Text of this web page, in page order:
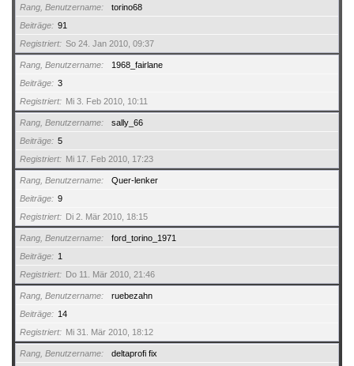
Rang, Benutzername
torino68
Beiträge
91
Registriert
So 24. Jan 2010, 09:37
Rang, Benutzername
1968_fairlane
Beiträge
3
Registriert
Mi 3. Feb 2010, 10:11
Rang, Benutzername
sally_66
Beiträge
5
Registriert
Mi 17. Feb 2010, 17:23
Rang, Benutzername
Quer-lenker
Beiträge
9
Registriert
Di 2. Mär 2010, 18:15
Rang, Benutzername
ford_torino_1971
Beiträge
1
Registriert
Do 11. Mär 2010, 21:46
Rang, Benutzername
ruebezahn
Beiträge
14
Registriert
Mi 31. Mär 2010, 18:12
Rang, Benutzername
deltaprofi fix